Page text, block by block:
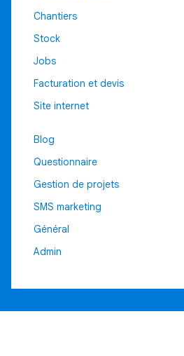
Notre équipe
CONTACT
Chantiers
Stock
Jobs
Facturation et devis
Site internet
Blog
Questionnaire
Gestion de projets
SMS marketing
Général
Admin